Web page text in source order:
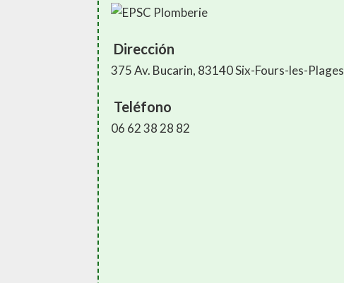
Dirección
375 Av. Bucarin, 83140 Six-Fours-les-Plages
Teléfono
06 62 38 28 82